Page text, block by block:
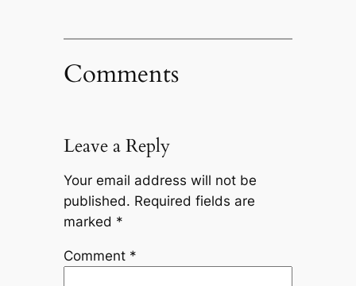
Comments
Leave a Reply
Your email address will not be
published. Required fields are
marked *
Comment *